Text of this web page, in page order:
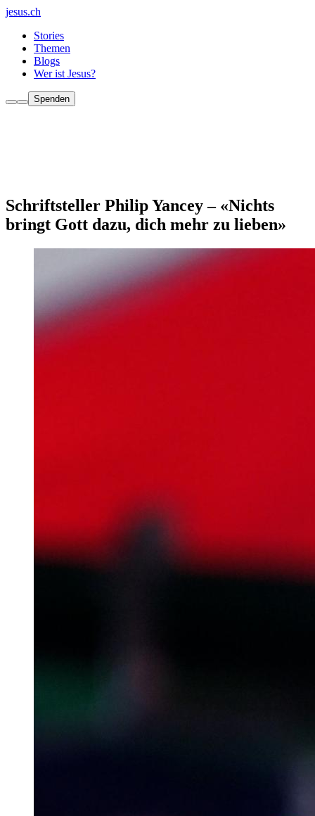
jesus.ch
Stories
Themen
Blogs
Wer ist Jesus?
Spenden
Schriftsteller Philip Yancey – «Nichts
bringt Gott dazu, dich mehr zu lieben»